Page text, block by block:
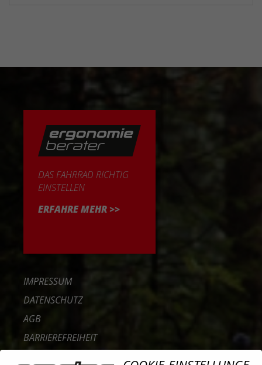
DAS FAHRRAD RICHTIG
EINSTELLEN
ERFAHRE MEHR >>
IMPRESSUM
DATENSCHUTZ
AGB
BARRIEREFREIHEIT